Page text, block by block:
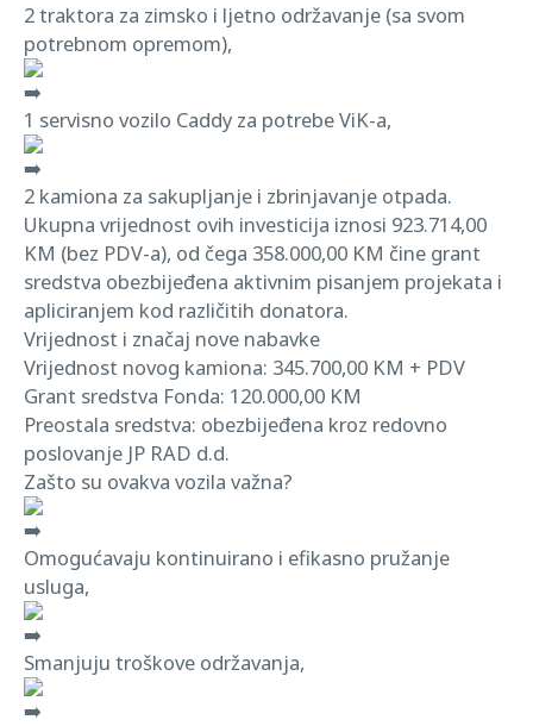
2 traktora za zimsko i ljetno održavanje (sa svom
potrebnom opremom),
1 servisno vozilo Caddy za potrebe ViK-a,
2 kamiona za sakupljanje i zbrinjavanje otpada.
Ukupna vrijednost ovih investicija iznosi 923.714,00
KM (bez PDV-a), od čega 358.000,00 KM čine grant
sredstva obezbijeđena aktivnim pisanjem projekata i
apliciranjem kod različitih donatora.
Vrijednost i značaj nove nabavke
Vrijednost novog kamiona: 345.700,00 KM + PDV
Grant sredstva Fonda: 120.000,00 KM
Preostala sredstva: obezbijeđena kroz redovno
poslovanje JP RAD d.d.
Zašto su ovakva vozila važna?
Omogućavaju kontinuirano i efikasno pružanje
usluga,
Smanjuju troškove održavanja,